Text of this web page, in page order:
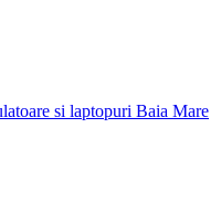
si laptopuri Baia Mare